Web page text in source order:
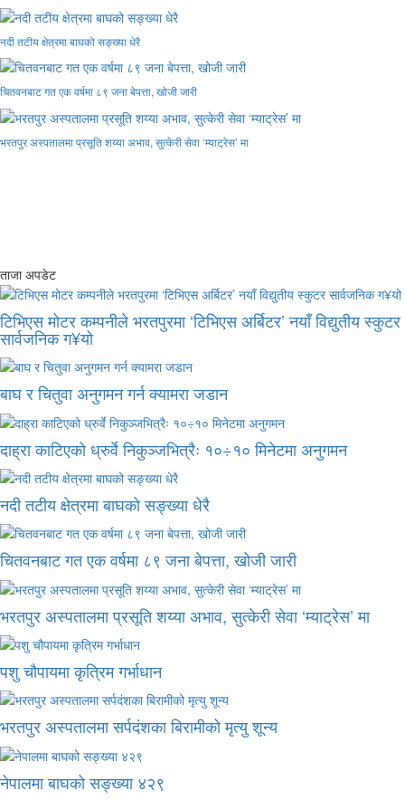
नदी तटीय क्षेत्रमा बाघको सङ्ख्या धेरै
चितवनबाट गत एक वर्षमा ८९ जना बेपत्ता, खोजी जारी
भरतपुर अस्पतालमा प्रसूति शय्या अभाव, सुत्केरी सेवा ‘म्याट्रेस’ मा
ताजा अपडेट
टिभिएस मोटर कम्पनीले भरतपुरमा ‘टिभिएस अर्बिटर’ नयाँ विद्युतीय स्कुटर
सार्वजनिक ग¥यो
बाघ र चितुवा अनुगमन गर्न क्यामरा जडान
दाह्रा काटिएको ध्रुर्वे निकुञ्जभित्रैः १०÷१० मिनेटमा अनुगमन
नदी तटीय क्षेत्रमा बाघको सङ्ख्या धेरै
चितवनबाट गत एक वर्षमा ८९ जना बेपत्ता, खोजी जारी
भरतपुर अस्पतालमा प्रसूति शय्या अभाव, सुत्केरी सेवा ‘म्याट्रेस’ मा
पशु चौपायमा कृत्रिम गर्भाधान
भरतपुर अस्पतालमा सर्पदंशका बिरामीको मृत्यु शून्य
नेपालमा बाघको सङ्ख्या ४२९